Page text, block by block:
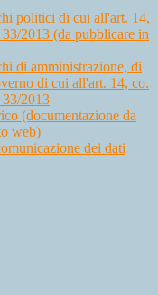
politici di cui all'art. 14,
2013 (da pubblicare in
di amministrazione, di
di cui all'art. 14, co.
2013
(documentazione da
web)
dei dati